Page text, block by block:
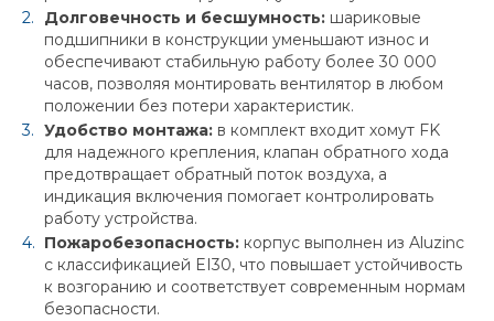
Долговечность и бесшумность: шариковые
подшипники в конструкции уменьшают износ и
обеспечивают стабильную работу более 30 000
часов, позволяя монтировать вентилятор в любом
положении без потери характеристик.
Удобство монтажа: в комплект входит хомут FK
для надежного крепления, клапан обратного хода
предотвращает обратный поток воздуха, а
индикация включения помогает контролировать
работу устройства.
Пожаробезопасность: корпус выполнен из Aluzinc
с классификацией EI30, что повышает устойчивость
к возгоранию и соответствует современным нормам
безопасности.